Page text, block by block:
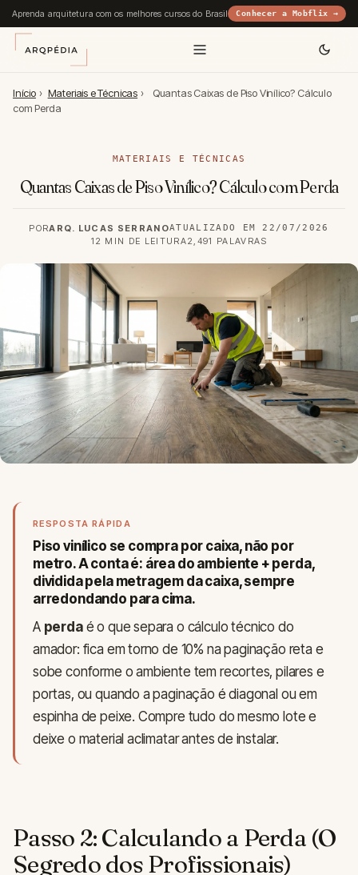
Aprenda arquitetura com os melhores cursos do Brasil Conhecer a Mobflix →
Início › Materiais e Técnicas ›
Quantas Caixas de Piso Vinílico? Cálculo
com Perda
MATERIAIS E TÉCNICAS
Quantas Caixas de Piso Vinílico? Cálculo com Perda
PORARQ. LUCAS SERRANOATUALIZADO EM 22/07/2026
12 MIN DE LEITURA2,491 PALAVRAS
RESPOSTA RÁPIDA
Piso vinílico se compra por caixa, não por
metro. A conta é: área do ambiente + perda,
dividida pela metragem da caixa, sempre
arredondando para cima.
A perdaé o que separa o cálculo técnico do
amador: fica em torno de 10% na paginação reta e
sobe conforme o ambiente tem recortes, pilares e
portas, ou quando a paginação é diagonal ou em
espinha de peixe. Compre tudo do mesmo lote e
deixe o material aclimatar antes de instalar.
Passo 2: Calculando a Perda (O
Segredo dos Profissionais)